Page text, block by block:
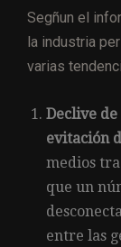
Segñun el
la industria
varias
Declive
evitación
medios
que un
entre las